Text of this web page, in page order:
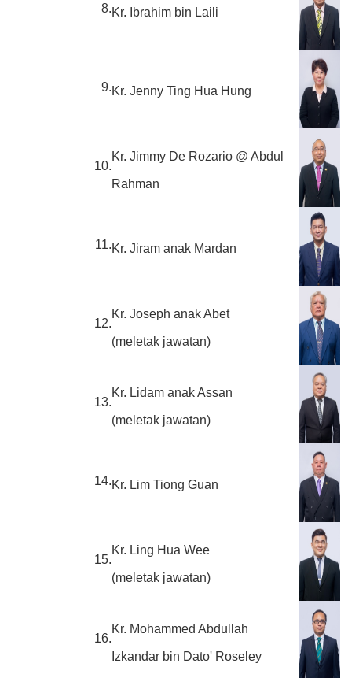
8.Kr. Ibrahim bin Laili
9.Kr. Jenny Ting Hua Hung
10.
Kr. Jimmy De Rozario @ Abdul
Rahman
11.Kr. Jiram anak Mardan
12.
Kr. Joseph anak Abet
(meletak jawatan)
13.
Kr. Lidam anak Assan
(meletak jawatan)
14.Kr. Lim Tiong Guan
15.
Kr. Ling Hua Wee
(meletak jawatan)
16.
Kr. Mohammed Abdullah
Izkandar bin Dato' Roseley